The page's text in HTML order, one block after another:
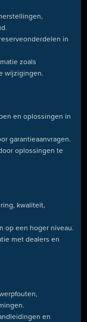
in
zoals
wijzigingen.
en oplossingen in
garantieaanvragen.
oplossingen te
kwaliteit,
op een hoger niveau.
met dealers en
en